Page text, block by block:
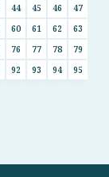
44 45 46
47
60 61 62
63
76 77 78
79
92 93 94
95